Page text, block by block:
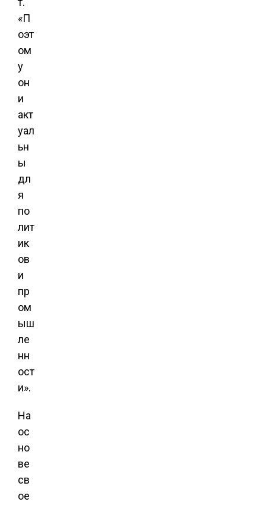
«П
оэт
ом
у
он
и
акт
уал
ьн
ы
дл
я
по
лит
ик
ов
и
пр
ом
ыш
ле
нн
ост
и».
На
ос
но
ве
св
ое